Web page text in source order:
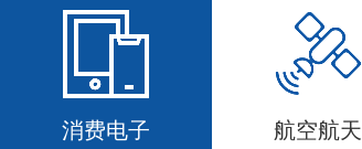
消费电子 航空航天